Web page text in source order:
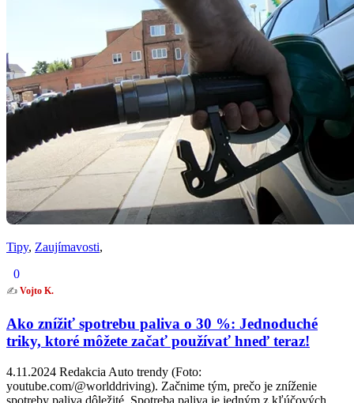
Tipy, Zaujímavosti,
0
✍️ Vojto K.
Ako znížiť spotrebu paliva o 30 %: Jednoduché
triky, ktoré môžete začať používať hneď teraz!
4.11.2024 Redakcia Auto trendy (Foto:
youtube.com/@worlddriving). Začnime tým, prečo je zníženie
spotreby paliva dôležité. Spotreba paliva je jedným z kľúčových